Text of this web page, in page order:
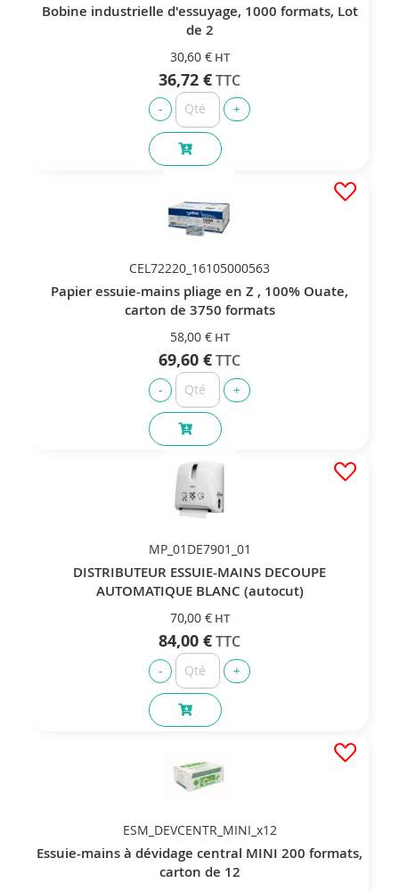
Bobine industrielle d'essuyage, 1000 formats, Lot
de 2
30,60 €
36,72 €
CEL72220_16105000563
Papier essuie-mains pliage en Z , 100% Ouate,
carton de 3750 formats
58,00 €
69,60 €
MP_01DE7901_01
DISTRIBUTEUR ESSUIE-MAINS DECOUPE
AUTOMATIQUE BLANC (autocut)
70,00 €
84,00 €
ESM_DEVCENTR_MINI_x12
Essuie-mains à dévidage central MINI 200 formats,
carton de 12